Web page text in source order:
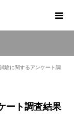
験に関するアンケート調
ート調査結果